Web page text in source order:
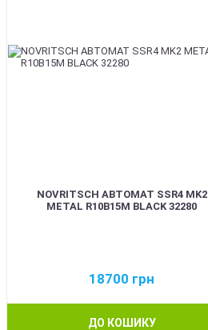
NOVRITSCH АВТОМАТ SSR4 MK2
METAL R10B15M BLACK 32280
18700 грн
ДО КОШИКУ